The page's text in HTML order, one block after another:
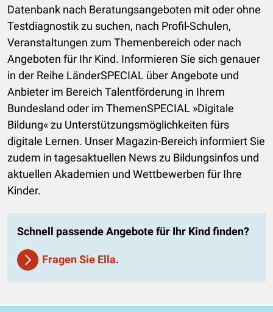
Datenbank nach Beratungsangeboten mit oder ohne
Testdiagnostik zu suchen, nach Profil-Schulen,
Veranstaltungen zum Themenbereich oder nach
Angeboten für Ihr Kind. Informieren Sie sich genauer
in der Reihe LänderSPECIAL über Angebote und
Anbieter im Bereich Talentförderung in Ihrem
Bundesland oder im ThemenSPECIAL »Digitale
Bildung« zu Unterstützungsmöglichkeiten fürs
digitale Lernen. Unser Magazin-Bereich informiert Sie
zudem in tagesaktuellen News zu Bildungsinfos und
aktuellen Akademien und Wettbewerben für Ihre
Kinder.
Schnell passende Angebote für Ihr Kind finden?
Fragen Sie Ella.